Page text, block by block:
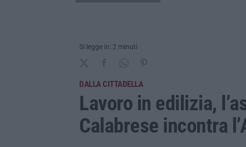
Si legge in: 2 minuti
DALLA CITTADELLA
Lavoro in edilizia,
Calabrese incontra